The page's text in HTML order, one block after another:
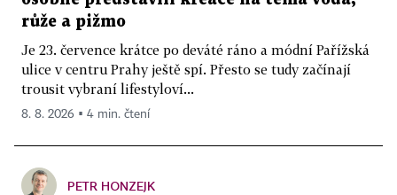
růže a pižmo
Je 23. července krátce po deváté ráno a módní Pařížská
ulice v centru Prahy ještě spí. Přesto se tudy začínají
trousit vybraní lifestyloví...
8. 8. 2026 ▪ 4 min. čtení
PETR HONZEJK